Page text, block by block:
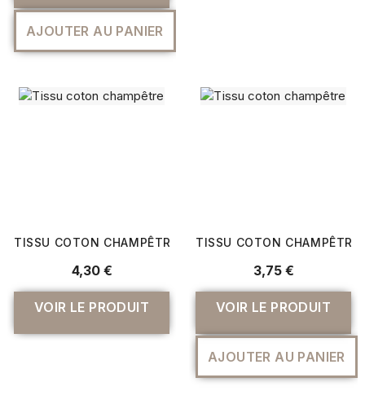
AJOUTER AU PANIER
TISSU COTON CHAMPÊTRE
4,30 €
VOIR LE PRODUIT
TISSU COTON CHAMPÊTRE
3,75 €
VOIR LE PRODUIT
AJOUTER AU PANIER